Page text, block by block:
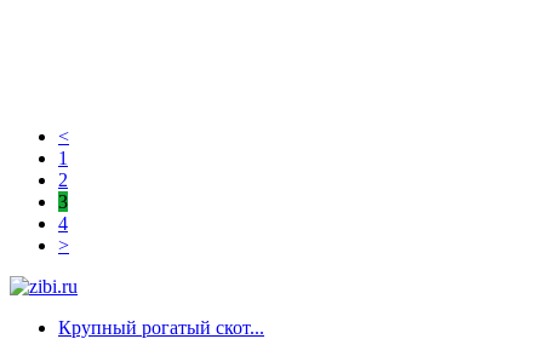
<
1
2
3
4
>
Крупный рогатый скот...